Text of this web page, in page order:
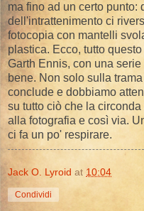
ma fino ad un certo punto:
dell'intrattenimento ci
fotocopia con mantelli
plastica. Ecco, tutto
Garth Ennis, con una
bene. Non solo sulla
conclude e dobbiamo
su tutto ciò che la
alla fotografia e così via.
ci fa un po' respirare.
Jack O. Lyroid at 10:04
Condividi